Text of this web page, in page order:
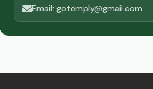
Email: gotemply@gmail.com